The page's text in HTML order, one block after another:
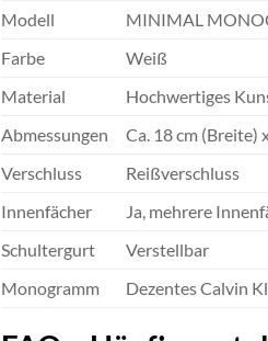
Modell
MINIMAL
Farbe
Weiß
Material
Hochwertiges
Abmessungen
Ca. 18 cm (Breite)
Verschluss
Reißverschluss
Innenfächer
Ja, mehrere
Schultergurt
Verstellbar
Monogramm
Dezentes Calvin